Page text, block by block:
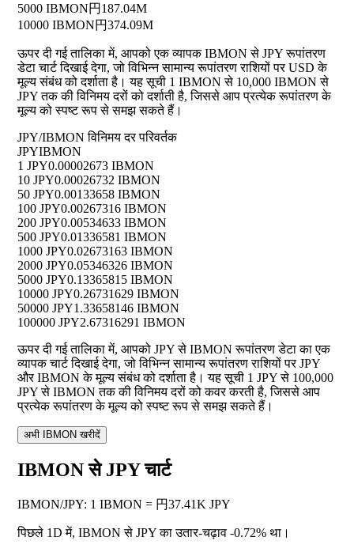
5000 IBMON円187.04M
10000 IBMON円374.09M
ऊपर दी गई तालिका में, आपको एक व्यापक IBMON से JPY रूपांतरण
डेटा चार्ट दिखाई देगा, जो विभिन्न सामान्य रूपांतरण राशियों पर USD के
मूल्य संबंध को दर्शाता है। यह सूची 1 IBMON से 10,000 IBMON से
JPY तक की विनिमय दरों को दर्शाती है, जिससे आप प्रत्येक रूपांतरण के
मूल्य को स्पष्ट रूप से समझ सकते हैं।
JPY/IBMON विनिमय दर परिवर्तक
JPYIBMON
1 JPY0.00002673 IBMON
10 JPY0.00026732 IBMON
50 JPY0.00133658 IBMON
100 JPY0.00267316 IBMON
200 JPY0.00534633 IBMON
500 JPY0.01336581 IBMON
1000 JPY0.02673163 IBMON
2000 JPY0.05346326 IBMON
5000 JPY0.13365815 IBMON
10000 JPY0.26731629 IBMON
50000 JPY1.33658146 IBMON
100000 JPY2.67316291 IBMON
ऊपर दी गई तालिका में, आपको JPY से IBMON रूपांतरण डेटा का एक
व्यापक चार्ट दिखाई देगा, जो विभिन्न सामान्य रूपांतरण राशियों पर JPY
और IBMON के मूल्य संबंध को दर्शाता है। यह सूची 1 JPY से 100,000
JPY से IBMON तक की विनिमय दरों को कवर करती है, जिससे आप
प्रत्येक रूपांतरण के मूल्य को स्पष्ट रूप से समझ सकते हैं।
अभी IBMON खरीदें
IBMON से JPY चार्ट
IBMON/JPY: 1 IBMON = 円37.41K JPY
पिछले 1D में, IBMON से JPY का उतार-चढ़ाव -0.72% था।